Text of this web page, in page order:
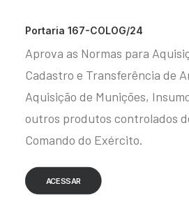
Portaria 167-COLOG/24
Aprova as Normas para
Cadastro e Transferência de
Aquisição de Munições,
outros produtos controlados
Comando do Exército.
ACESSAR